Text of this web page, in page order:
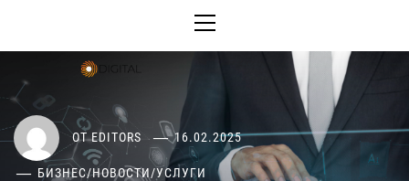
меню
ОТEDITORS 16.02.2025
БИЗНЕС/НОВОСТИ/УСЛУГИ